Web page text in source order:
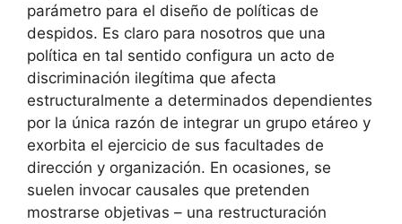
parámetro para el diseño de políticas de
despidos. Es claro para nosotros que una
política en tal sentido configura un acto de
discriminación ilegítima que afecta
estructuralmente a determinados dependientes
por la única razón de integrar un grupo etáreo y
exorbita el ejercicio de sus facultades de
dirección y organización. En ocasiones, se
suelen invocar causales que pretenden
mostrarse objetivas – una restructuración